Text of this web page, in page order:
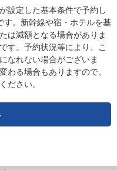
設定した基本条件で予約し
す。新幹線や宿・ホテルを基
は減額となる場合がありま
す。予約状況等により、こ
なれない場合がございま
わる場合もありますので、
ださい。